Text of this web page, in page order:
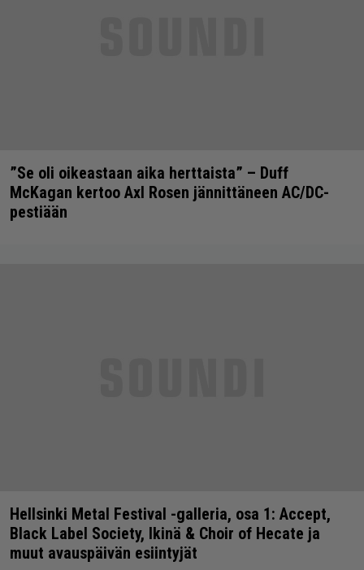
”Se oli oikeastaan aika herttaista” – Duff
McKagan kertoo Axl Rosen jännittäneen AC/DC-
pestiään
Hellsinki Metal Festival -galleria, osa 1: Accept,
Black Label Society, Ikinä & Choir of Hecate ja
muut avauspäivän esiintyjät